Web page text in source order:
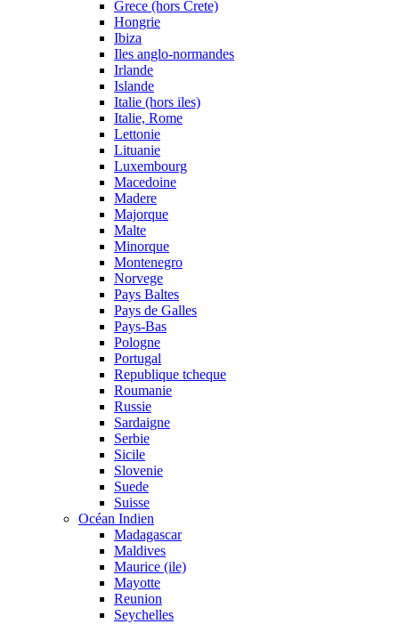
Grece (hors Crete)
Hongrie
Ibiza
Iles anglo-normandes
Irlande
Islande
Italie (hors iles)
Italie, Rome
Lettonie
Lituanie
Luxembourg
Macedoine
Madere
Majorque
Malte
Minorque
Montenegro
Norvege
Pays Baltes
Pays de Galles
Pays-Bas
Pologne
Portugal
Republique tcheque
Roumanie
Russie
Sardaigne
Serbie
Sicile
Slovenie
Suede
Suisse
Océan Indien
Madagascar
Maldives
Maurice (ile)
Mayotte
Reunion
Seychelles